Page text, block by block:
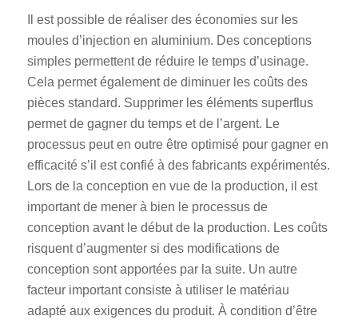
Il est possible de réaliser des économies sur les
moules d’injection en aluminium. Des conceptions
simples permettent de réduire le temps d’usinage.
Cela permet également de diminuer les coûts des
pièces standard. Supprimer les éléments superflus
permet de gagner du temps et de l’argent. Le
processus peut en outre être optimisé pour gagner en
efficacité s’il est confié à des fabricants expérimentés.
Lors de la conception en vue de la production, il est
important de mener à bien le processus de
conception avant le début de la production. Les coûts
risquent d’augmenter si des modifications de
conception sont apportées par la suite. Un autre
facteur important consiste à utiliser le matériau
adapté aux exigences du produit. À condition d’être